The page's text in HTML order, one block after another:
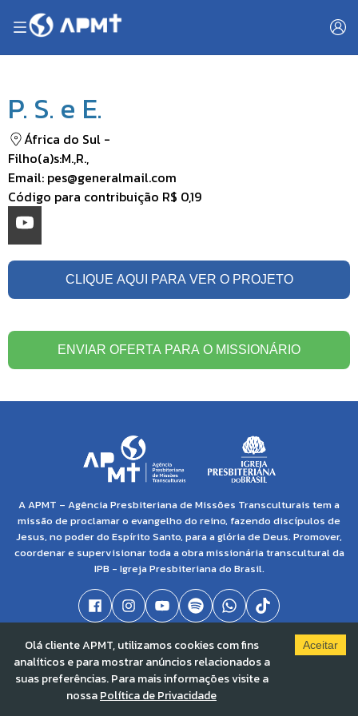
P. S. e E.
África do Sul -
Filho(a)s:M.,R.,
Email: pes@generalmail.com
Código para contribuição R$ 0,19
CLIQUE AQUI PARA VER O PROJETO
ENVIAR OFERTA PARA O MISSIONÁRIO
A APMT – Agência Presbiteriana de Missões Transculturais tem a
missão de proclamar o evangelho do reino, fazendo discípulos de
Jesus, no poder do Espírito Santo, para a glória de Deus. Promover,
coordenar e supervisionar toda a obra missionária transcultural da
IPB - Igreja Presbiteriana do Brasil.
© 2021 APMT - Agência Presbiteriana de Missões Transculturais | CNPJ: 04.138.895/0001-
86 | Solved By Pippa
Olá cliente APMT, utilizamos cookies com fins
analíticos e para mostrar anúncios relacionados a
suas preferências. Para mais informações visite a
nossaPolítica de Privacidade
Aceitar